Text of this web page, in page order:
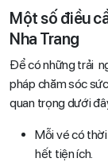
Một số điều
Nha Trang
Để có những trải
pháp chăm sóc
quan trọng dưới
Mỗi vé có thời
hết tiện ích.